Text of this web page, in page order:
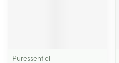
Puressentiel